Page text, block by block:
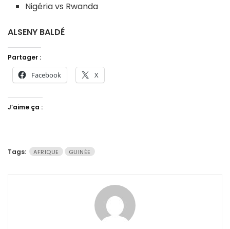
Nigéria vs Rwanda
ALSENY BALDÉ
Partager :
Facebook X
J’aime ça :
Tags: AFRIQUE GUINÉE